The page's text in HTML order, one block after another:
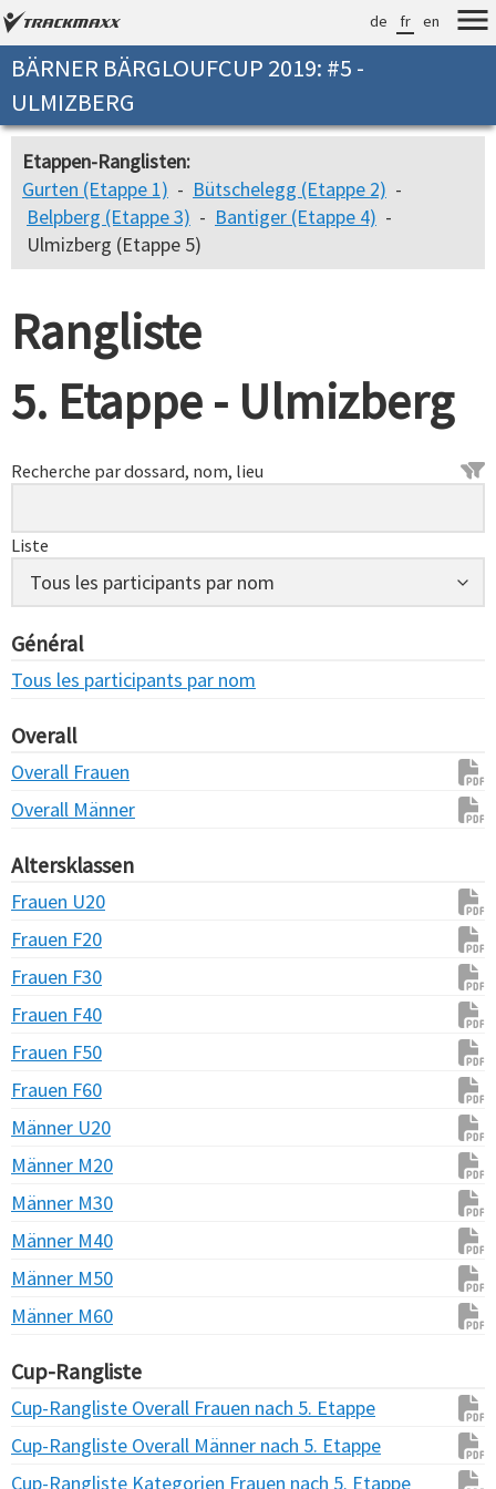
de fr en
BÄRNER BÄRGLOUFCUP 2019: #5 -
ULMIZBERG
Etappen-Ranglisten:
Gurten (Etappe 1) - Bütschelegg (Etappe 2) -
Belpberg (Etappe 3) - Bantiger (Etappe 4) -
Ulmizberg (Etappe 5)
Rangliste
5. Etappe - Ulmizberg
Recherche par dossard, nom, lieu
Liste
Général
Tous les participants par nom
Overall
Overall Frauen
Overall Männer
Altersklassen
Frauen U20
Frauen F20
Frauen F30
Frauen F40
Frauen F50
Frauen F60
Männer U20
Männer M20
Männer M30
Männer M40
Männer M50
Männer M60
Cup-Rangliste
Cup-Rangliste Overall Frauen nach 5. Etappe
Cup-Rangliste Overall Männer nach 5. Etappe
Cup-Rangliste Kategorien Frauen nach 5. Etappe